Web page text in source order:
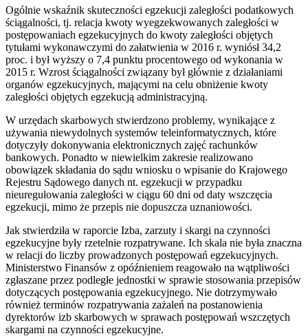
Ogólnie wskaźnik skuteczności egzekucji zaległości podatkowych
ściągalności, tj. relacja kwoty wyegzekwowanych zaległości w
postępowaniach egzekucyjnych do kwoty zaległości objętych
tytułami wykonawczymi do załatwienia w 2016 r. wyniósł 34,2
proc. i był wyższy o 7,4 punktu procentowego od wykonania w
2015 r. Wzrost ściągalności związany był głównie z działaniami
organów egzekucyjnych, mającymi na celu obniżenie kwoty
zaległości objętych egzekucją administracyjną.
W urzędach skarbowych stwierdzono problemy, wynikające z
używania niewydolnych systemów teleinformatycznych, które
dotyczyły dokonywania elektronicznych zajęć rachunków
bankowych. Ponadto w niewielkim zakresie realizowano
obowiązek składania do sądu wniosku o wpisanie do Krajowego
Rejestru Sądowego danych nt. egzekucji w przypadku
nieuregulowania zaległości w ciągu 60 dni od daty wszczęcia
egzekucji, mimo że przepis nie dopuszcza uznaniowości.
Jak stwierdziła w raporcie Izba, zarzuty i skargi na czynności
egzekucyjne były rzetelnie rozpatrywane. Ich skala nie była znaczna
w relacji do liczby prowadzonych postępowań egzekucyjnych.
Ministerstwo Finansów z opóźnieniem reagowało na wątpliwości
zgłaszane przez podległe jednostki w sprawie stosowania przepisów
dotyczących postępowania egzekucyjnego. Nie dotrzymywało
również terminów rozpatrywania zażaleń na postanowienia
dyrektorów izb skarbowych w sprawach postępowań wszczętych
skargami na czynności egzekucyjne.